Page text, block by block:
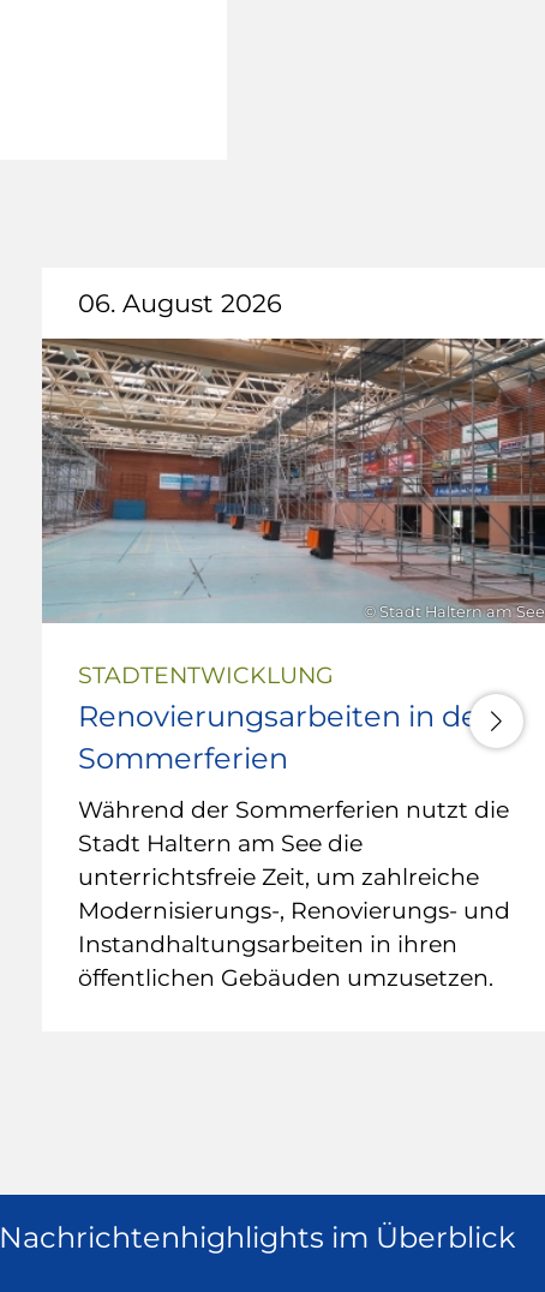
06. August 2026
© Stadt Haltern am See
STADTENTWICKLUNG
Renovierungsarbeiten in den
Sommerferien
Während der Sommerferien nutzt die
Stadt Haltern am See die
unterrichtsfreie Zeit, um zahlreiche
Modernisierungs-, Renovierungs- und
Instandhaltungsarbeiten in ihren
öffentlichen Gebäuden umzusetzen.
Nachrichtenhighlights im Überblick